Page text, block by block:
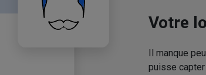
Votre
Il manque
puisse capter